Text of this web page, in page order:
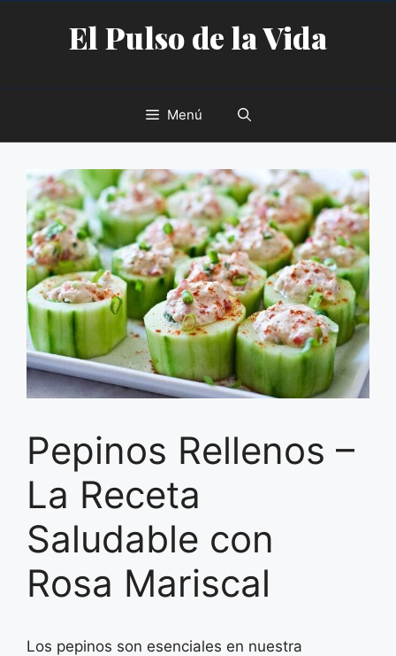
contenidoEl Pulso de la Vida
Menú
Pepinos Rellenos –
La Receta
Saludable con
Rosa Mariscal
Los pepinos son esenciales en nuestra